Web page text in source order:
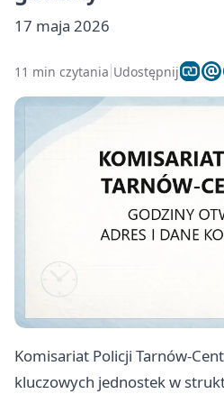
17 maja 2026
11 min czytania Udostępnij
Komisariat Policji Tarnów-
kluczowych jednostek w